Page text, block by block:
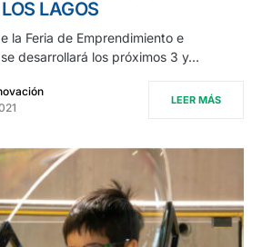
LAGOS
la Feria de Emprendimiento e
desarrollará los próximos 3 y…
LEER MÁS